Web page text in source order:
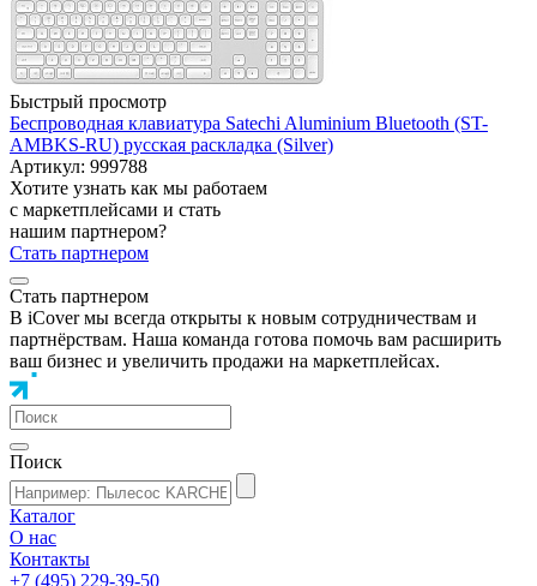
Быстрый просмотр
Беспроводная клавиатура Satechi Aluminium Bluetooth (ST-
AMBKS-RU) русская раскладка (Silver)
Артикул: 999788
Хотите узнать как мы работаем
с маркетплейсами и стать
нашим партнером?
Стать партнером
Стать партнером
В iCover мы всегда открыты к новым сотрудничествам и
партнёрствам. Наша команда готова помочь вам расширить
ваш бизнес и увеличить продажи на маркетплейсах.
Поиск
Каталог
О нас
Контакты
+7 (495) 229-39-50